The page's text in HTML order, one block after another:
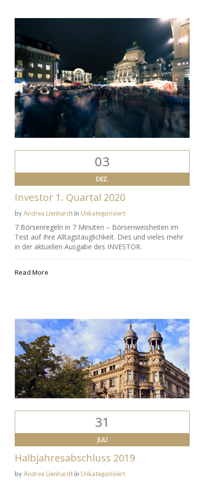
03
DEZ.
Investor 1. Quartal 2020
byAndrea Lienhardtin Unkategorisiert
7 Börsenregeln in 7 Minuten – Börsenweisheiten im
Test auf Ihre Alltagstauglichkeit. Dies und vieles mehr
in der aktuellen Ausgabe des INVESTOR.
Read More
31
JULI
Halbjahresabschluss 2019
byAndrea Lienhardtin Unkategorisiert